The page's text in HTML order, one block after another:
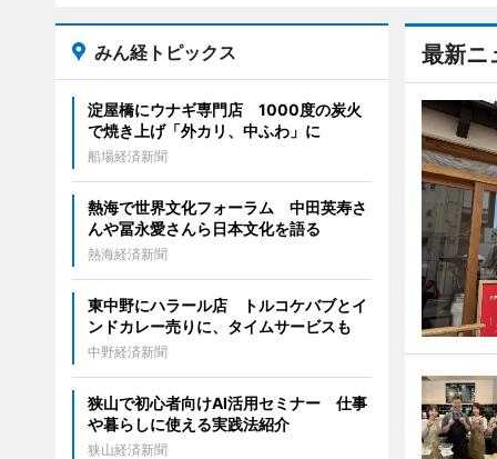
最新ニ
みん経トピックス
淀屋橋にウナギ専門店 1000度の炭火
で焼き上げ「外カリ、中ふわ」に
船場経済新聞
熱海で世界文化フォーラム 中田英寿さ
んや冨永愛さんら日本文化を語る
熱海経済新聞
東中野にハラール店 トルコケバブとイ
ンドカレー売りに、タイムサービスも
中野経済新聞
狭山で初心者向けAI活用セミナー 仕事
や暮らしに使える実践法紹介
狭山経済新聞